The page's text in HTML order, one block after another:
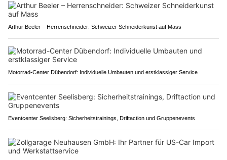
Arthur Beeler – Herrenschneider: Schweizer Schneiderkunst auf Mass
Motorrad-Center Dübendorf: Individuelle Umbauten und erstklassiger Service
Eventcenter Seelisberg: Sicherheitstrainings, Driftaction und Gruppenevents